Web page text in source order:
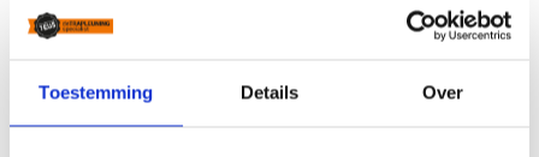
Toestemming Details Over